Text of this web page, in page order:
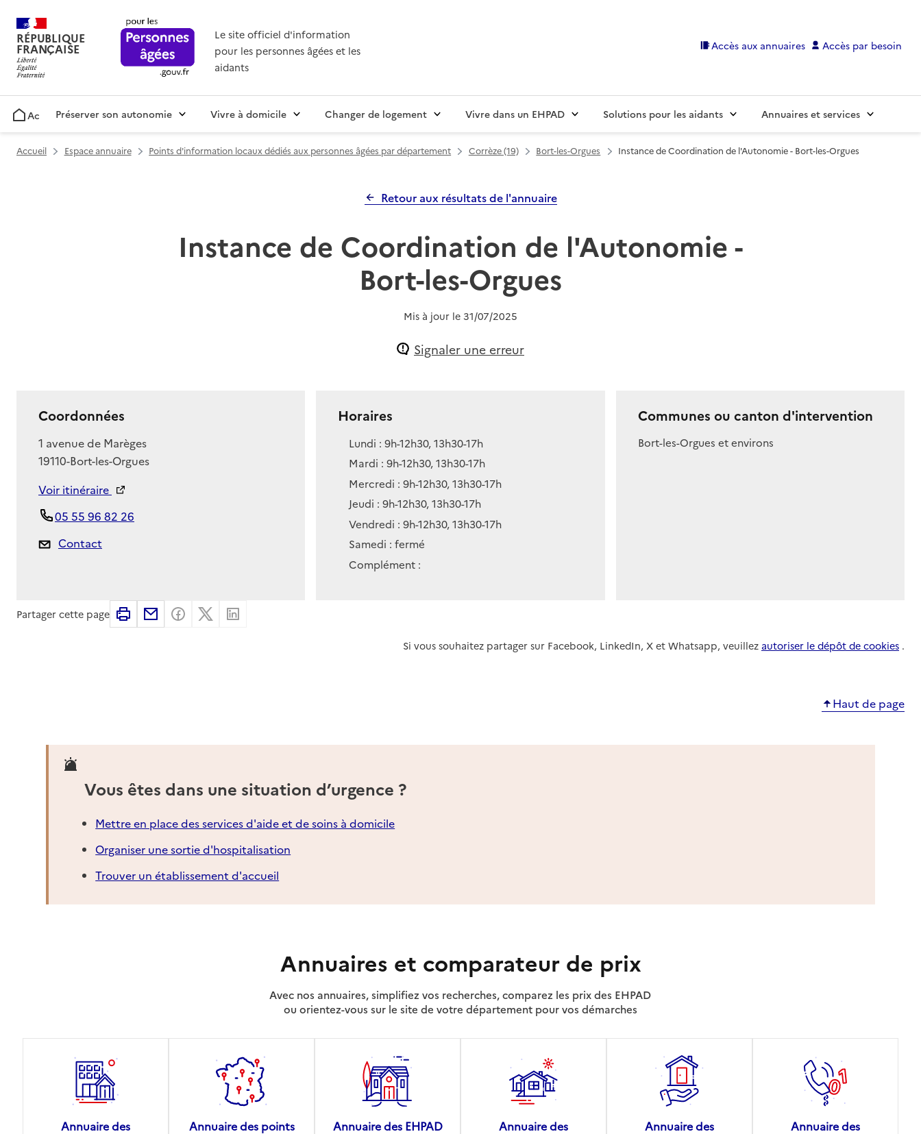
RÉPUBLIQUE
FRANÇAISE
Le site officiel d'information
pour les personnes âgées et les
aidants
Accès aux annuaires Accès par besoin
AccueilPréserver son autonomie Vivre à domicile Changer de logement Vivre dans un EHPAD Solutions pour les aidants Annuaires et services
Accueil Espace annuaire Points d'information locaux dédiés aux personnes âgées par département Corrèze (19) Bort-les-Orgues Instance de Coordination de l'Autonomie - Bort-les-Orgues
Retour aux résultats de l'annuaire
Instance de Coordination de l'Autonomie -
Bort-les-Orgues
Mis à jour le 31/07/2025
Signaler une erreur
Coordonnées
Adresse
1 avenue de Marèges
19110-Bort-les-Orgues
Voir itinéraire
05 55 96 82 26
Contact
Horaires
Lundi : 9h-12h30, 13h30-17h
Mardi : 9h-12h30, 13h30-17h
Mercredi : 9h-12h30, 13h30-17h
Jeudi : 9h-12h30, 13h30-17h
Vendredi : 9h-12h30, 13h30-17h
Samedi : fermé
Complément :
Communes ou canton d'intervention
Bort-les-Orgues et environs
Partager cette page ImprimerPartager par email
Partager sur Facebook
Partager sur X
Si vous souhaitez partager sur Facebook, LinkedIn, X et Whatsapp, veuillez autoriser le dépôt de cookies .
Haut de page
Vous êtes dans une situation d’urgence ?
Mettre en place des services d'aide et de soins à domicile
Organiser une sortie d'hospitalisation
Trouver un établissement d'accueil
Annuaires et comparateur de prix
Avec nos annuaires, simplifiez vos recherches, comparez les prix des EHPAD
ou orientez-vous sur le site de votre département pour vos démarches
Annuaire des
Annuaire des points
Annuaire des EHPAD
Annuaire des
Annuaire des
Annuaire des